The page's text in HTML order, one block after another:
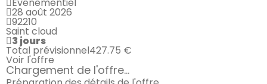
28 août 2026
92210
Saint cloud
3 jours
Total prévisionnel427.75 €
Voir l'offre
Chargement de l'offre...